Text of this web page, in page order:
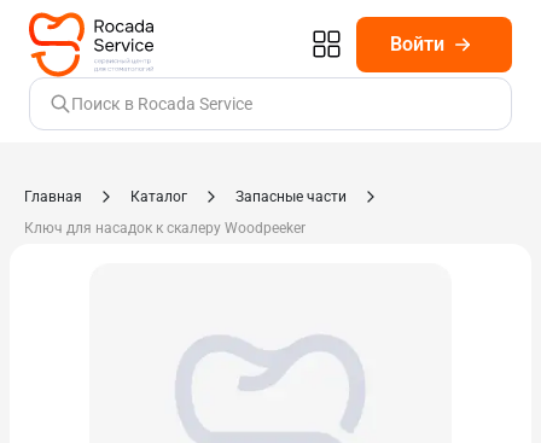
Войти
Поиск в Rocada Service
Главная Каталог
Запасные части
Ключ для насадок к скалеру Woodpeeker